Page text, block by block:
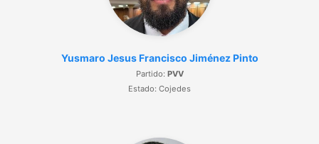
Yusmaro Jesus Francisco Jiménez Pinto
Partido: PVV
Estado: Cojedes